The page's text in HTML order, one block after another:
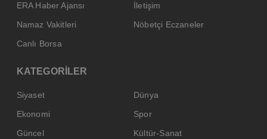
ERA Haber Ajansı
İletişim
Namaz Vakitleri
Nöbetçi Eczaneler
Canlı Borsa
KATEGORİLER
Siyaset
Dünya
Ekonomi
Spor
Güncel
Kültür-Sanat